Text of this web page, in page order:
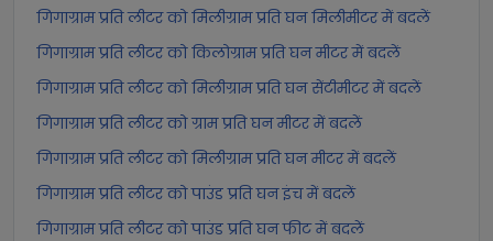
गिगाग्राम प्रति लीटर को मिलीग्राम प्रति घन मिलीमीटर में बदलें
गिगाग्राम प्रति लीटर को किलोग्राम प्रति घन मीटर में बदलें
गिगाग्राम प्रति लीटर को मिलीग्राम प्रति घन सेंटीमीटर में बदलें
गिगाग्राम प्रति लीटर को ग्राम प्रति घन मीटर में बदलें
गिगाग्राम प्रति लीटर को मिलीग्राम प्रति घन मीटर में बदलें
गिगाग्राम प्रति लीटर को पाउंड प्रति घन इंच में बदलें
गिगाग्राम प्रति लीटर को पाउंड प्रति घन फीट में बदलें